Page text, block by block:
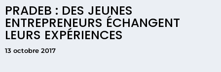
PRADEB : DES JEUNES
ENTREPRENEURS ÉCHANGENT
LEURS EXPÉRIENCES
13 octobre 2017